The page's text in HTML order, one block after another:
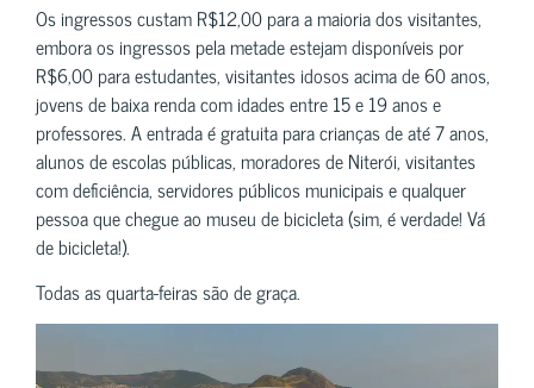
Os ingressos custam R$12,00 para a maioria dos visitantes,
embora os ingressos pela metade estejam disponíveis por
R$6,00 para estudantes, visitantes idosos acima de 60 anos,
jovens de baixa renda com idades entre 15 e 19 anos e
professores. A entrada é gratuita para crianças de até 7 anos,
alunos de escolas públicas, moradores de Niterói, visitantes
com deficiência, servidores públicos municipais e qualquer
pessoa que chegue ao museu de bicicleta (sim, é verdade! Vá
de bicicleta!).
Todas as quarta-feiras são de graça.